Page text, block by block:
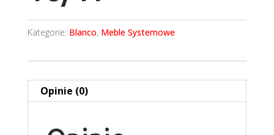
Kategorie: Blanco, Meble Systemowe
Opinie (0)